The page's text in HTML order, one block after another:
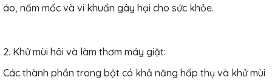
áo, nấm mốc và vi khuẩn gây hại cho sức khỏe.
2. Khử mùi hôi và làm thơm máy giặt:
Các thành phần trong bột có khả năng hấp thụ và khử mùi